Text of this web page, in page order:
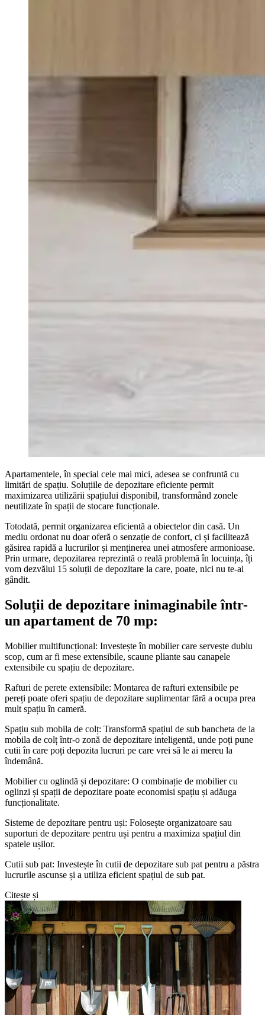
Apartamentele, în special cele mai mici, adesea se confruntă cu
limitări de spațiu. Soluțiile de depozitare eficiente permit
maximizarea utilizării spațiului disponibil, transformând zonele
neutilizate în spații de stocare funcționale.
Totodată, permit organizarea eficientă a obiectelor din casă. Un
mediu ordonat nu doar oferă o senzație de confort, ci și facilitează
găsirea rapidă a lucrurilor și menținerea unei atmosfere armonioase.
Prin urmare, depozitarea reprezintă o reală problemă în locuința, îți
vom dezvălui 15 soluții de depozitare la care, poate, nici nu te-ai
gândit.
Soluții de depozitare inimaginabile într-
un apartament de 70 mp:
Mobilier multifuncțional: Investește în mobilier care servește dublu
scop, cum ar fi mese extensibile, scaune pliante sau canapele
extensibile cu spațiu de depozitare.
Rafturi de perete extensibile: Montarea de rafturi extensibile pe
pereți poate oferi spațiu de depozitare suplimentar fără a ocupa prea
mult spațiu în cameră.
Spațiu sub mobila de colț: Transformă spațiul de sub bancheta de la
mobila de colț într-o zonă de depozitare inteligentă, unde poți pune
cutii în care poți depozita lucruri pe care vrei să le ai mereu la
îndemână.
Mobilier cu oglindă și depozitare: O combinație de mobilier cu
oglinzi și spații de depozitare poate economisi spațiu și adăuga
funcționalitate.
Sisteme de depozitare pentru uși: Folosește organizatoare sau
suporturi de depozitare pentru uși pentru a maximiza spațiul din
spatele ușilor.
Cutii sub pat: Investește în cutii de depozitare sub pat pentru a păstra
lucrurile ascunse și a utiliza eficient spațiul de sub pat.
Citește și